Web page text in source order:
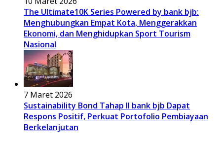
The Ultimate10K Series Powered by bank bjb:
Menghubungkan Empat Kota, Menggerakkan
Ekonomi, dan Menghidupkan Sport Tourism
Nasional
7 Maret 2026
Sustainability Bond Tahap II bank bjb Dapat
Respons Positif, Perkuat Portofolio Pembiayaan
Berkelanjutan